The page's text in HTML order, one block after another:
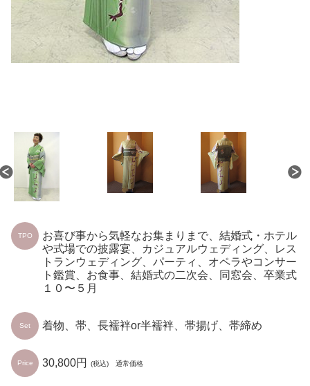
TPO
お喜び事から気軽なお集まりまで、結婚式・ホテル
や式場での披露宴、カジュアルウェディング、レス
トランウェディング、パーティ、オペラやコンサー
ト鑑賞、お食事、結婚式の二次会、同窓会、卒業式
１０〜５月
Set 着物、帯、長襦袢or半襦袢、帯揚げ、帯締め
Price 30,800円 (税込) 通常価格